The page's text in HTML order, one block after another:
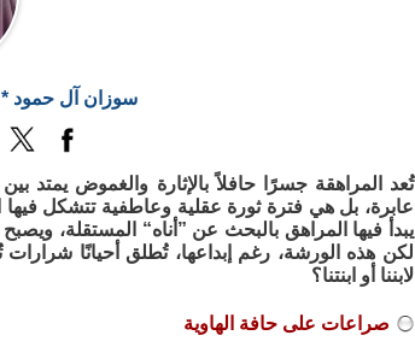
سوزان آل حمود *
تُعد المراهقة جسرًا حافلاً بالإثارة والغموض يمتد
عابرة، بل هي فترة ثورة عقلية وعاطفية تتشكل فيها
يبدأ فيها المراهق بالبحث عن ”أناه“ المستقلة،
لكن هذه الورشة، رغم إبداعها، تُطلق أحيانًا
لابننا أو ابنتنا؟
صراعات على حافة الهاوية